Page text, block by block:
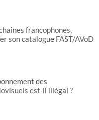
francophones,
son catalogue FAST/AVoD
des
est-il illégal ?